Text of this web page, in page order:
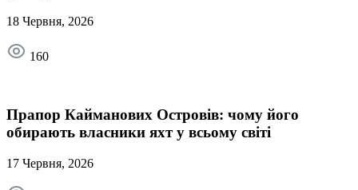
18 Червня, 2026
160
Прапор Кайманових Островів: чому його
обирають власники яхт у всьому світі
17 Червня, 2026